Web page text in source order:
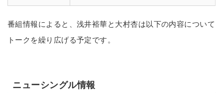
番組情報によると、浅井裕華と大村杏は以下の内容について
トークを繰り広げる予定です。
ニューシングル情報